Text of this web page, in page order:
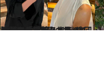
2023.10.1
30代の白髪悩みならグレイヘアが正解 3カ月に1回のメンテナンスでもOK！ 話題の「地毛ハイライト」カラー5選
ビューティ＆ヘルス